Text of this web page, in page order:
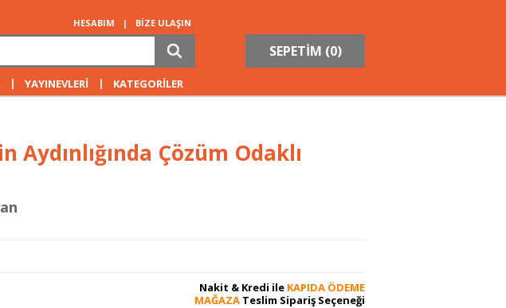
HESABIM | BİZE ULAŞIN
SEPETİM (0)
| YAYINEVLERİ | KATEGORİLER
Çözüm Odaklı
Nakit & Kredi ile KAPIDA ÖDEME
MAĞAZA Teslim Sipariş Seçeneği